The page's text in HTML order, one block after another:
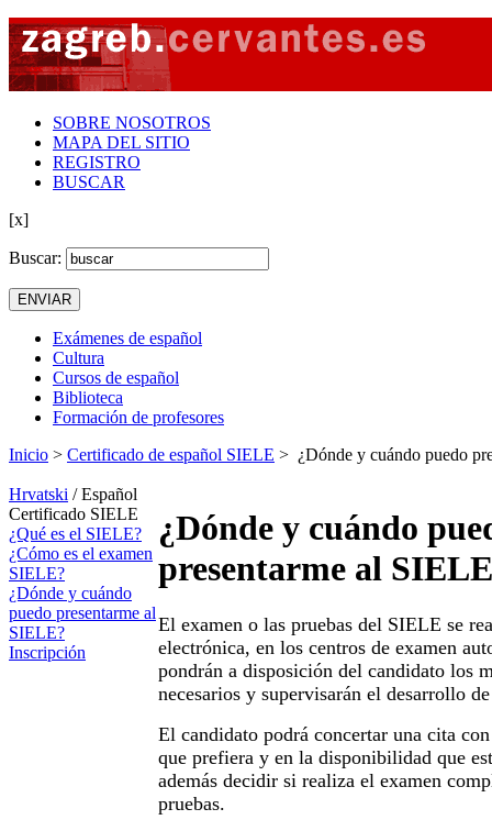
SOBRE NOSOTROS
MAPA DEL SITIO
REGISTRO
BUSCAR
[x]
Buscar:
Exámenes de español
Cultura
Cursos de español
Biblioteca
Formación de profesores
Inicio > Certificado de español SIELE > ¿Dónde y cuándo puedo
Hrvatski / Español
Certificado SIELE
¿Qué es el SIELE?
¿Cómo es el examen
SIELE?
¿Dónde y cuándo
puedo presentarme al
SIELE?
Inscripción
¿Dónde y cuándo
presentarme al
El examen o las pruebas del SIELE se
electrónica, en los centros de examen
pondrán a disposición del candidato los
necesarios y supervisarán el desarrollo
El candidato podrá concertar una cita
que prefiera y en la disponibilidad que
además decidir si realiza el examen
pruebas.